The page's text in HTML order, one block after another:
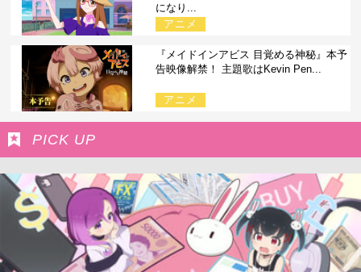
になり...
アニメ
『メイドインアビス 目覚める神秘』本予
告映像解禁！ 主題歌はKevin Pen...
アニメ
PICK UP